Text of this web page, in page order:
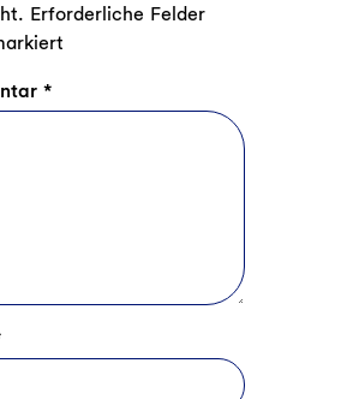
Erforderliche Felder
*